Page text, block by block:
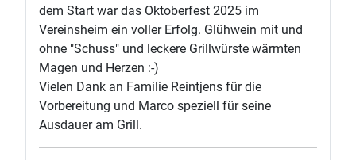
dem Start war das Oktoberfest 2025 im
Vereinsheim ein voller Erfolg. Glühwein mit und
ohne "Schuss" und leckere Grillwürste wärmten
Magen und Herzen :-)
Vielen Dank an Familie Reintjens für die
Vorbereitung und Marco speziell für seine
Ausdauer am Grill.